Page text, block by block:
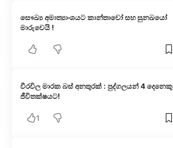
සෞඛ්‍ය අමාත්‍යාංශයට කාන්තාවෝ සහ සුනඛයෝ
මාරුවෙයි !
වීරවිල මාරක බස් අනතුරක් : පුද්ගලයන් 4 දෙනෙකු
ජීවිතක්ෂයට!
1